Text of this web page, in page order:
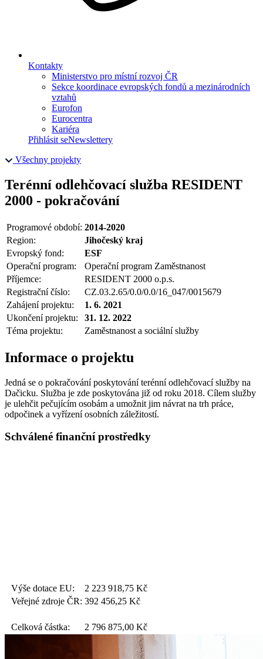
Kontakty
Ministerstvo pro místní rozvoj ČR
Sekce koordinace evropských fondů a mezinárodních
vztahů
Eurofon
Eurocentra
Kariéra
Přihlásit seNewslettery
Všechny projekty
Terénní odlehčovací služba RESIDENT
2000 - pokračování
Programové období: 2014-2020
Region:
Jihočeský kraj
Evropský fond:
ESF
Operační program:
Operační program Zaměstnanost
Příjemce:
RESIDENT 2000 o.p.s.
Registrační číslo:
CZ.03.2.65/0.0/0.0/16_047/0015679
Zahájení projektu:
1. 6. 2021
Ukončení projektu:
31. 12. 2022
Téma projektu:
Zaměstnanost a sociální služby
Informace o projektu
Jedná se o pokračování poskytování terénní odlehčovací služby na
Dačicku. Služba je zde poskytována již od roku 2018. Cílem služby
je ulehčit pečujícím osobám a umožnit jim návrat na trh práce,
odpočinek a vyřízení osobních záležitostí.
Schválené finanční prostředky
Výše dotace EU: 2 223 918,75 Kč
Veřejné zdroje ČR: 392 456,25 Kč
Celková částka: 2 796 875,00 Kč